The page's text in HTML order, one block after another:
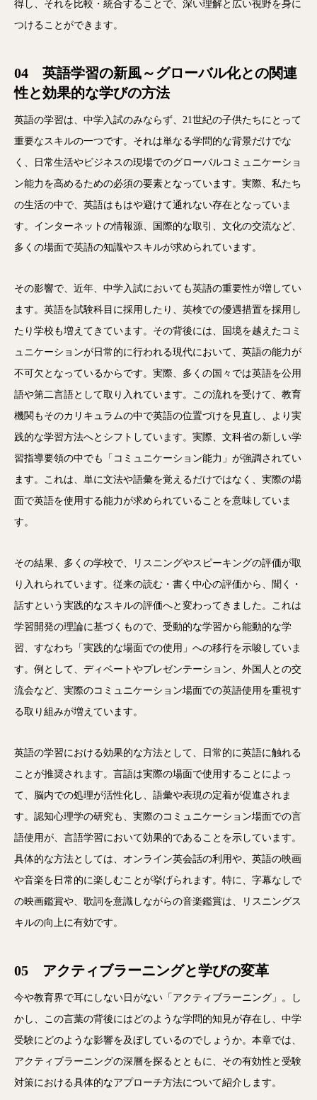
得し、それを比較・統合することで、深い理解と広い視野を身に
つけることができます。
04 英語学習の新風～グローバル化との関連
性と効果的な学びの方法
英語の学習は、中学入試のみならず、21世紀の子供たちにとって
重要なスキルの一つです。それは単なる学問的な背景だけでな
く、日常生活やビジネスの現場でのグローバルコミュニケーショ
ン能力を高めるための必須の要素となっています。実際、私たち
の生活の中で、英語はもはや避けて通れない存在となっていま
す。インターネットの情報源、国際的な取引、文化の交流など、
多くの場面で英語の知識やスキルが求められています。
その影響で、近年、中学入試においても英語の重要性が増してい
ます。英語を試験科目に採用したり、英検での優遇措置を採用し
たり学校も増えてきています。その背後には、国境を越えたコミ
ュニケーションが日常的に行われる現代において、英語の能力が
不可欠となっているからです。実際、多くの国々では英語を公用
語や第二言語として取り入れています。この流れを受けて、教育
機関もそのカリキュラムの中で英語の位置づけを見直し、より実
践的な学習方法へとシフトしています。実際、文科省の新しい学
習指導要領の中でも「コミュニケーション能力」が強調されてい
ます。これは、単に文法や語彙を覚えるだけではなく、実際の場
面で英語を使用する能力が求められていることを意味していま
す。
その結果、多くの学校で、リスニングやスピーキングの評価が取
り入れられています。従来の読む・書く中心の評価から、聞く・
話すという実践的なスキルの評価へと変わってきました。これは
学習開発の理論に基づくもので、受動的な学習から能動的な学
習、すなわち「実践的な場面での使用」への移行を示唆していま
す。例として、ディベートやプレゼンテーション、外国人との交
流会など、実際のコミュニケーション場面での英語使用を重視す
る取り組みが増えています。
英語の学習における効果的な方法として、日常的に英語に触れる
ことが推奨されます。言語は実際の場面で使用することによっ
て、脳内での処理が活性化し、語彙や表現の定着が促進されま
す。認知心理学の研究も、実際のコミュニケーション場面での言
語使用が、言語学習において効果的であることを示しています。
具体的な方法としては、オンライン英会話の利用や、英語の映画
や音楽を日常的に楽しむことが挙げられます。特に、字幕なしで
の映画鑑賞や、歌詞を意識しながらの音楽鑑賞は、リスニングス
キルの向上に有効です。
05 アクティブラーニングと学びの変革
今や教育界で耳にしない日がない「アクティブラーニング」。し
かし、この言葉の背後にはどのような学問的知見が存在し、中学
受験にどのような影響を及ぼしているのでしょうか。本章では、
アクティブラーニングの深層を探るとともに、その有効性と受験
対策における具体的なアプローチ方法について紹介します。